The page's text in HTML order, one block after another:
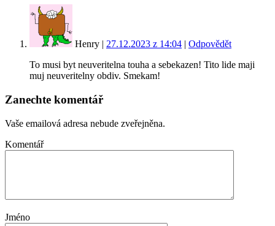
Henry | 27.12.2023 z 14:04 | Odpovědět
To musi byt neuveritelna touha a sebekazen! Tito lide maji
muj neuveritelny obdiv. Smekam!
Zanechte komentář
Vaše emailová adresa nebude zveřejněna.
Komentář
Jméno